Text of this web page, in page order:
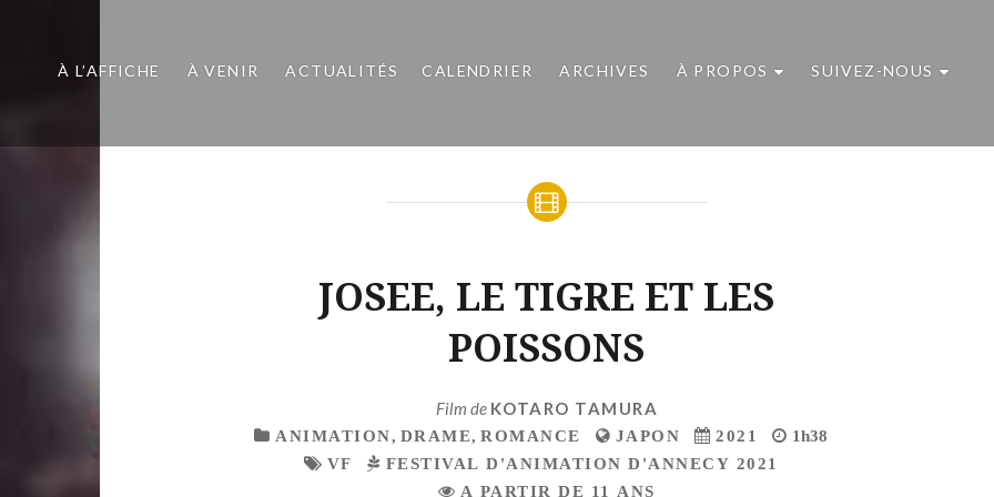
À L’AFFICHE À VENIR ACTUALITÉS CALENDRIER ARCHIVES À PROPOS SUIVEZ-NOUS
JOSEE, LE TIGRE ET LES
POISSONS
Film de KOTARO TAMURA
ANIMATION, DRAME,ROMANCE JAPON 2021
1h38
VF
FESTIVAL D'ANIMATION D'ANNECY 2021
A PARTIR DE 11 ANS